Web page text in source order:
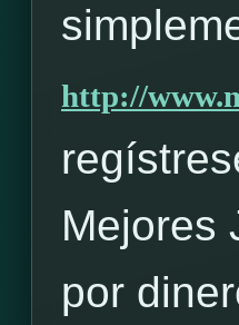
http://
Mejores
por